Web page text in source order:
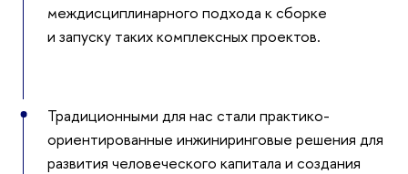
междисциплинарного подхода к сборке
и запуску таких комплексных проектов.
Традиционными для нас стали практико-
ориентированные инжиниринговые решения для
развития человеческого капитала и создания